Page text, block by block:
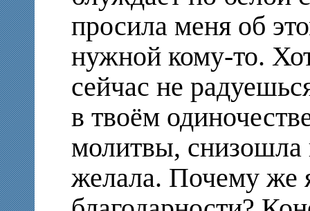
просила меня об
нужной кому-то.
сейчас не
в твоём
молитвы, снизошла
желала. Почему же